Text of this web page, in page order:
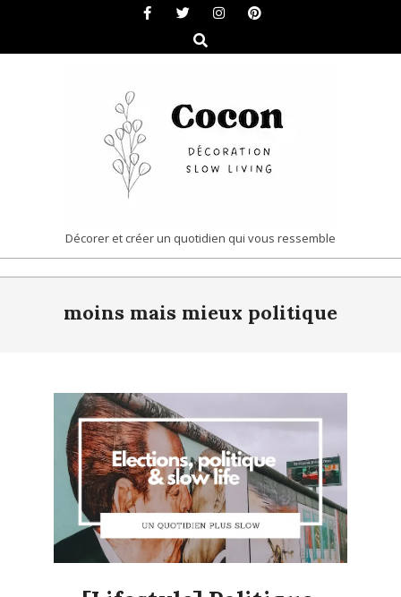
content
Search
COCON
|
DÉCORATION
LIVING
Décorer et créer un quotidien qui vous ressemble
moins mais mieux politique